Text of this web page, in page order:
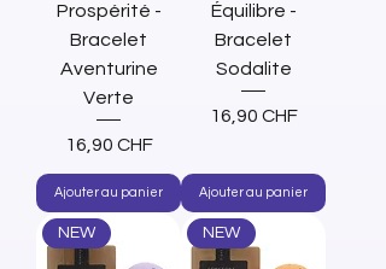
Prospérité -
Bracelet
Aventurine
Verte
Prix
16,90 CHF
Ajouter au panier
Équilibre -
Bracelet
Sodalite
Prix
16,90 CHF
Ajouter au panier
NEW NEW